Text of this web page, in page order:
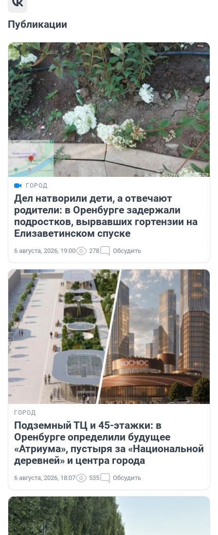
Публикации
ГОРОД
Дел натворили дети, а отвечают
родители: в Оренбурге задержали
подростков, вырвавших гортензии на
Елизаветинском спуске
6 августа, 2026, 19:00 278 Обсудить
ГОРОД
Подземный ТЦ и 45-этажки: в
Оренбурге определили будущее
«Атриума», пустыря за «Национальной
деревней» и центра города
6 августа, 2026, 18:07 535 Обсудить